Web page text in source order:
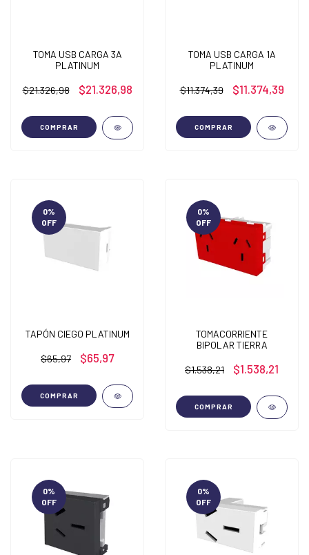
TOMA USB CARGA 3A
PLATINUM
$21.326,98 $21.326,98
COMPRAR
TOMA USB CARGA 1A
PLATINUM
$11.374,39 $11.374,39
COMPRAR
0%
OFF
TAPÓN CIEGO PLATINUM
$65,97 $65,97
COMPRAR
0%
OFF
TOMACORRIENTE
BIPOLAR TIERRA
$1.538,21 $1.538,21
COMPRAR
0%
OFF
0%
OFF